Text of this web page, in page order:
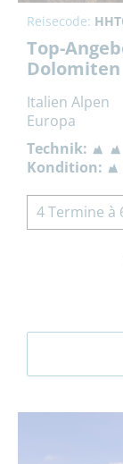
Reisecode:
Top-
Dolomiten
Italien Alpen
Europa
Technik:
Kondition:
4 Termine à